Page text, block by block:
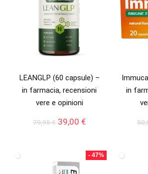
LEANGLP (60 capsule) –
in farmacia, recensioni
vere e opinioni
79,95€ Il
79,95 €.
39,00 €Il
è:
39,00 €.
in
- 47%